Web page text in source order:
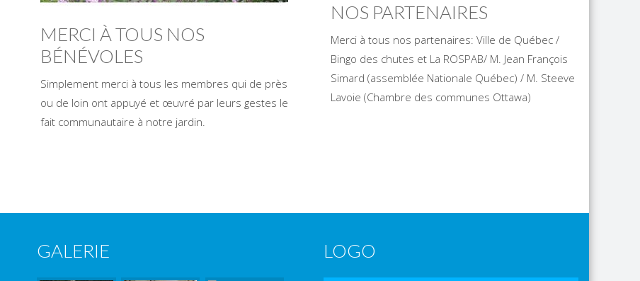
MERCI À TOUS NOS
BÉNÉVOLES
Simplement merci à tous les membres qui de près
ou de loin ont appuyé et œuvré par leurs gestes le
fait communautaire à notre jardin.
NOS PARTENAIRES
Merci à tous nos partenaires: Ville de Québec /
Bingo des chutes et La ROSPAB/ M. Jean François
Simard (assemblée Nationale Québec) / M. Steeve
Lavoie (Chambre des communes Ottawa)
GALERIE LOGO